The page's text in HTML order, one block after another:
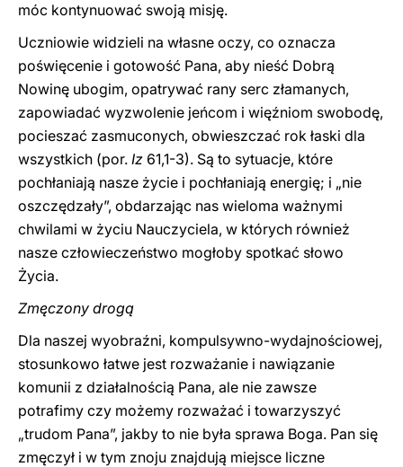
móc kontynuować swoją misję.
Uczniowie widzieli na własne oczy, co oznacza
poświęcenie i gotowość Pana, aby nieść Dobrą
Nowinę ubogim, opatrywać rany serc złamanych,
zapowiadać wyzwolenie jeńcom i więźniom swobodę,
pocieszać zasmuconych, obwieszczać rok łaski dla
wszystkich (por. Iz 61,1-3). Są to sytuacje, które
pochłaniają nasze życie i pochłaniają energię; i „nie
oszczędzały”, obdarzając nas wieloma ważnymi
chwilami w życiu Nauczyciela, w których również
nasze człowieczeństwo mogłoby spotkać słowo
Życia.
Zmęczony drogą
Dla naszej wyobraźni, kompulsywno-wydajnościowej,
stosunkowo łatwe jest rozważanie i nawiązanie
komunii z działalnością Pana, ale nie zawsze
potrafimy czy możemy rozważać i towarzyszyć
„trudom Pana”, jakby to nie była sprawa Boga. Pan się
zmęczył i w tym znoju znajdują miejsce liczne